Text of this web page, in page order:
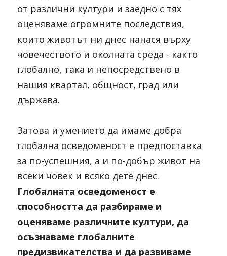
от различни култури и заедно с тях
оценяваме огромните последствия,
които животът ни днес нанася върху
човечеството и околната среда - както
глобално, така и непосредствено в
нашия квартал, общност, град или
държава.
Затова и умението да имаме добра
глобална осведоменост е предпоставка
за по-успешния, а и по-добър живот на
Глобалната осведоменост е
способността да разбираме и
оценяваме различните култури, да
осъзнаваме глобалните
предизвикателства и да развиваме